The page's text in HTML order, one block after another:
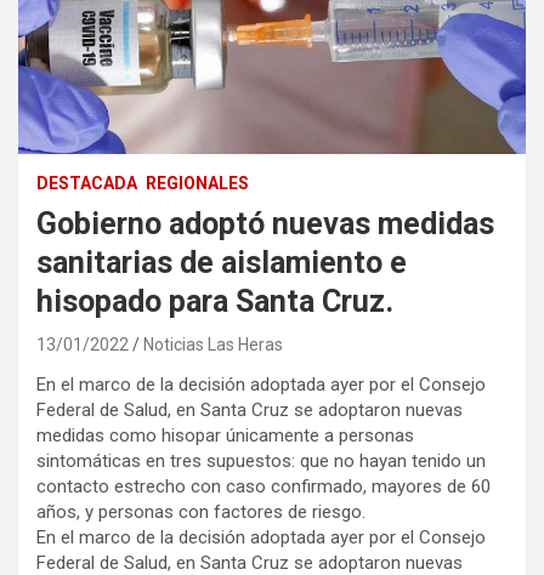
DESTACADA REGIONALES
Gobierno adoptó nuevas medidas
sanitarias de aislamiento e
hisopado para Santa Cruz.
13/01/2022 Noticias Las Heras
En el marco de la decisión adoptada ayer por el Consejo
Federal de Salud, en Santa Cruz se adoptaron nuevas
medidas como hisopar únicamente a personas
sintomáticas en tres supuestos: que no hayan tenido un
contacto estrecho con caso confirmado, mayores de 60
años, y personas con factores de riesgo.
En el marco de la decisión adoptada ayer por el Consejo
Federal de Salud, en Santa Cruz se adoptaron nuevas